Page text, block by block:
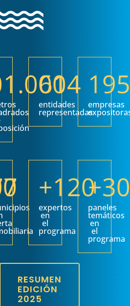
614
entidades
representadas
195
empresas
+120
expertos
en
el
programa
+30
paneles
temáticos
en
el
programa
RESUMEN
EDICIÓN
2025